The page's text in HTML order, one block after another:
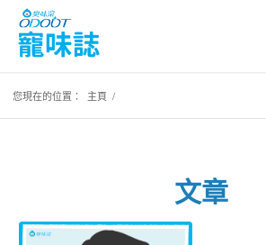
您現在的位置： 主頁 /
文章